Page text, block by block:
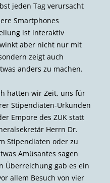
jeden Tag verursacht
Smartphones
ist interaktiv
aber nicht nur mit
zeigt auch
anders zu machen.
hatten wir Zeit, uns für
Stipendiaten-Urkunden
Empore des ZUK statt
Herrn Dr.
Stipendiaten oder zu
Amüsantes sagen
Überreichung gab es ein
allem Besuch von vier